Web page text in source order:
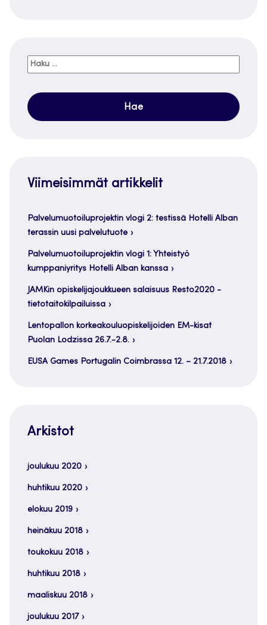
Haku:
Viimeisimmät artikkelit
Palvelumuotoiluprojektin vlogi 2: testissä Hotelli Alban
terassin uusi palvelutuote
Palvelumuotoiluprojektin vlogi 1: Yhteistyö
kumppaniyritys Hotelli Alban kanssa
JAMKin opiskelijajoukkueen salaisuus Resto2020 -
tietotaitokilpailuissa
Lentopallon korkeakouluopiskelijoiden EM-kisat
Puolan Lodzissa 26.7.-2.8.
EUSA Games Portugalin Coimbrassa 12. – 21.7.2018
Arkistot
joulukuu 2020
huhtikuu 2020
elokuu 2019
heinäkuu 2018
toukokuu 2018
huhtikuu 2018
maaliskuu 2018
joulukuu 2017